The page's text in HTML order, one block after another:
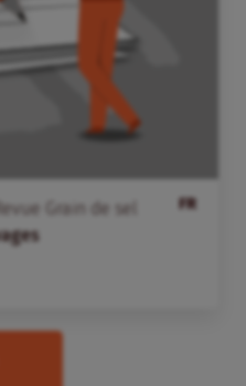
FR
Revue Grain de sel